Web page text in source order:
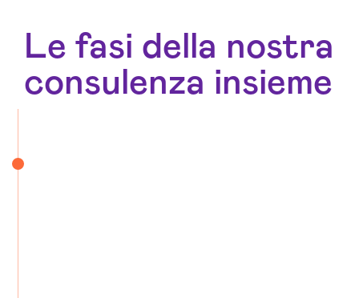
Le fasi della nostra
consulenza insieme